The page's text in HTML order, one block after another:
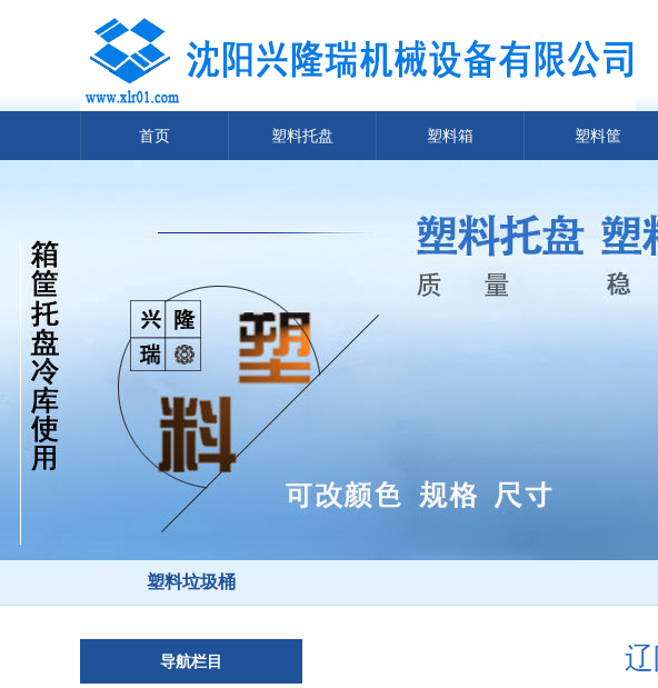
首页 塑料托盘 塑料箱 塑料筐
塑料垃圾桶
导航栏目